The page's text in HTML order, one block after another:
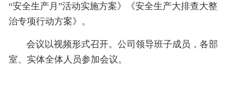
“安全生产月”活动实施方案》《安全生产大排查大整
治专项行动方案》。
会议以视频形式召开。公司领导班子成员，各部
室、实体全体人员参加会议。